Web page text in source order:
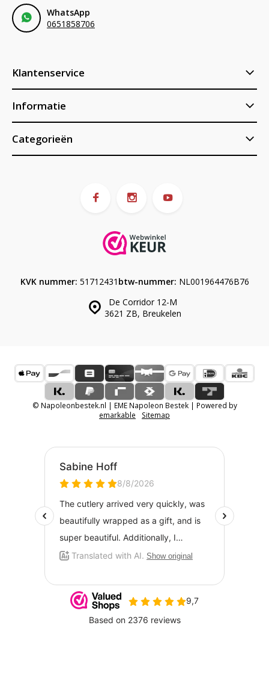
WhatsApp
0651858706
Klantenservice
Informatie
Categorieën
De Corridor 12-M
3621 ZB, Breukelen
KVK nummer: 51712431 btw-nummer: NL001964476B76
© Napoleonbestek.nl | EME Napoleon Bestek | Powered by
emarkable
Sitemap